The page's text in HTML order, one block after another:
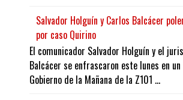
Salvador Holguín y Carlos Balcácer
por caso Quirino
El comunicador Salvador Holguín y el
Balcácer se enfrascaron este lunes en un
Gobierno de la Mañana de la Z101 ...